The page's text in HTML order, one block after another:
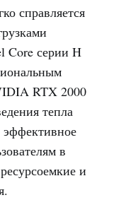
справляется
Core серии H
RTX 2000
тепла
эффективное
в
и